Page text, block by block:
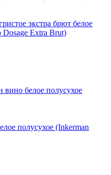
экстра брют белое
Extra Brut)
полусухое (Inkerman